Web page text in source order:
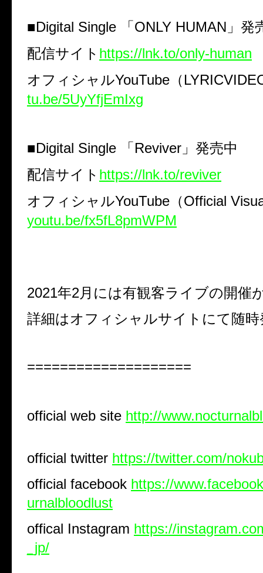
■Digital Single 「 ONLY HUMAN 」発
配信サイト https://lnk.to/only-human
オフィシャルYouTube （
tu.be/5UyYfjEmIxg
■Digital Single 「 Reviver 」発売中
配信サイト https://lnk.to/reviver
オフィシャルYouTube （Official
youtu.be/fx5fL8pmWPM
2021年2月には有観客ライブの開催
詳細はオフィシャルサイトにて随時
====================
official web site http://
official twitter https://twitter.com/
official facebook https://
urnalbloodlust
offical Instagram https://
_jp/